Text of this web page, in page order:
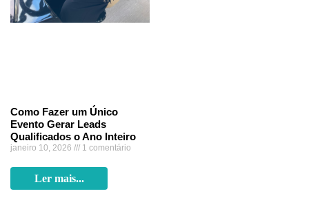
Como Fazer um Único
Evento Gerar Leads
Qualificados o Ano Inteiro
janeiro 10, 2026 1 comentário
Ler mais...